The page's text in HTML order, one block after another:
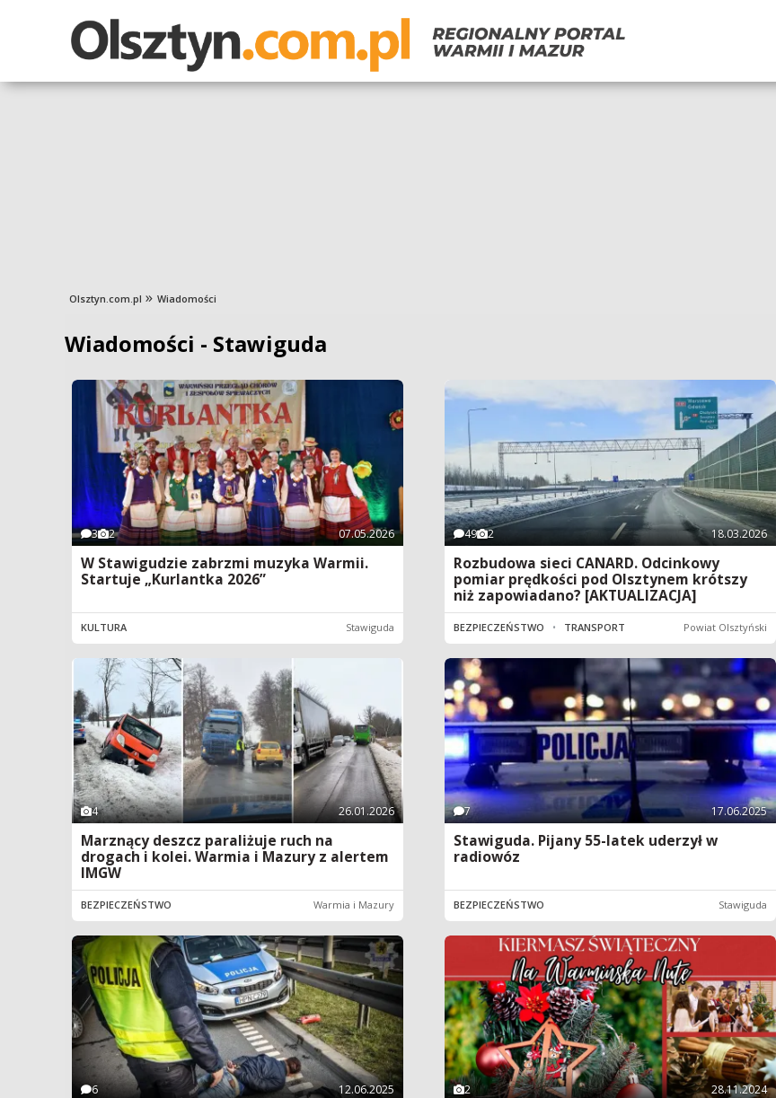
Olsztyn.com.pl Wiadomości
Wiadomości - Stawiguda
3 2 07.05.2026
W Stawigudzie zabrzmi muzyka Warmii.
Startuje „Kurlantka 2026”
KULTURA Stawiguda
49 2 18.03.2026
Rozbudowa sieci CANARD. Odcinkowy
pomiar prędkości pod Olsztynem krótszy
niż zapowiadano? [AKTUALIZACJA]
BEZPIECZEŃSTWO • TRANSPORT Powiat Olsztyński
4 26.01.2026
Marznący deszcz paraliżuje ruch na
drogach i kolei. Warmia i Mazury z alertem
IMGW
BEZPIECZEŃSTWO Warmia i Mazury
7 17.06.2025
Stawiguda. Pijany 55-latek uderzył w
radiowóz
BEZPIECZEŃSTWO Stawiguda
6 12.06.2025 2 28.11.2024